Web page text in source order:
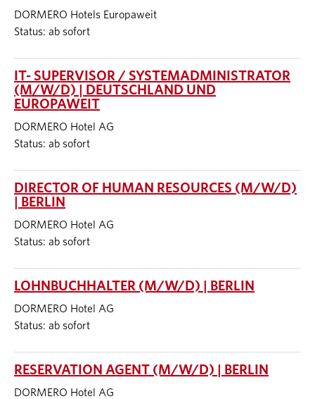
DORMERO Hotels Europaweit
Status: ab sofort
IT- SUPERVISOR / SYSTEMADMINISTRATOR
(M/W/D) | DEUTSCHLAND UND
EUROPAWEIT
DORMERO Hotel AG
Status: ab sofort
DIRECTOR OF HUMAN RESOURCES (M/W/D)
| BERLIN
DORMERO Hotel AG
Status: ab sofort
LOHNBUCHHALTER (M/W/D) | BERLIN
DORMERO Hotel AG
Status: ab sofort
RESERVATION AGENT (M/W/D) | BERLIN
DORMERO Hotel AG